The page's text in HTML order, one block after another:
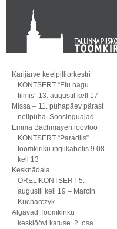
KONTAKT
Toom-Kooli 6, 10130 TALLINN
tallinna.toom@eelk.ee
Karijärve keelpilliorkestri
KONTSERT “Elu nagu
filmis” 13. augustil kell 17
Missa – 11. pühapäev pärast
nelipüha. Soosinguajad
Emma Bachmayeri loovtöö
KONTSERT “Paradiis”
toomkiriku inglikabelis 9.08
kell 13
Kesknädala
ORELIKONTSERT 5.
augustil kell 19 – Marcin
Kucharczyk
Algavad Toomkiriku
kesklöövi katuse 2. osa